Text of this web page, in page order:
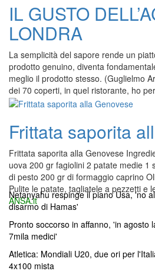
IL GUSTO
LONDRA
La semplicità del sapore rende un
prodotto genuino, diventa
meglio il prodotto stesso. (Guglielmo
dei 70 coperti, in quel ristorante, ho
Frittata saporita
Frittata saporita alla Genovese
uova 200 gr fagiolini 2 patate medie 1
di pesto 200 gr di formaggio caprino
Pulite le patate, tagliatele a pezzetti e
ANSA.it
Netanyahu respinge il piano Usa, 'no
disarmo di Hamas'
Pronto soccorso in affanno, 'in agosto
7mila medici'
Atletica: Mondiali U20, due ori per
4x100 mista